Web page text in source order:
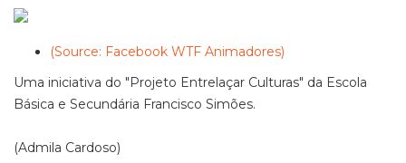
(Source: Facebook WTF Animadores)
Uma iniciativa do "Projeto Entrelaçar Culturas" da Escola
Básica e Secundária Francisco Simões.
(Admila Cardoso)